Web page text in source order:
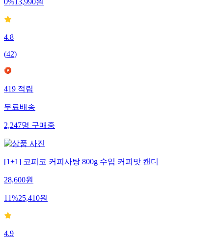
0%13,990원
4.8
(42)
419적립
무료배송
2,247명구매중
[1+1] 코피코 커피사탕 800g 수입 커피맛 캔디
28,600원
11%25,410원
4.9